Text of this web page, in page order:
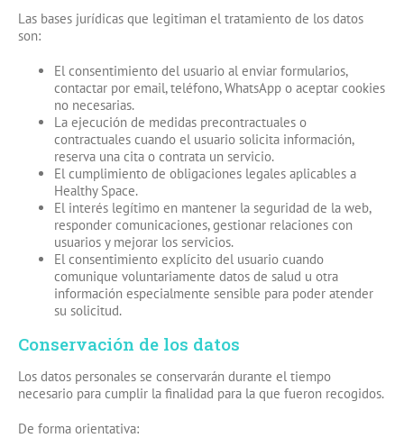
Las bases jurídicas que legitiman el tratamiento de los datos
son:
El consentimiento del usuario al enviar formularios,
contactar por email, teléfono, WhatsApp o aceptar cookies
no necesarias.
La ejecución de medidas precontractuales o
contractuales cuando el usuario solicita información,
reserva una cita o contrata un servicio.
El cumplimiento de obligaciones legales aplicables a
Healthy Space.
El interés legítimo en mantener la seguridad de la web,
responder comunicaciones, gestionar relaciones con
usuarios y mejorar los servicios.
El consentimiento explícito del usuario cuando
comunique voluntariamente datos de salud u otra
información especialmente sensible para poder atender
su solicitud.
Conservación de los datos
Los datos personales se conservarán durante el tiempo
necesario para cumplir la finalidad para la que fueron recogidos.
De forma orientativa: